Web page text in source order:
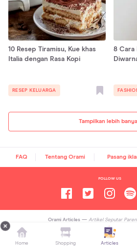
Tampilkan lebih
10 Resep Tiramisu, Kue khas
Italia dengan Rasa Kopi
RESEP KELUARGA
8 Cara
FAQ Tentang Orami Pasang
FOLLOW US
Orami Articles — Artikel Seputar
Gaya Hidup dan Hiburan
Orami. All
Home Shopping Articles